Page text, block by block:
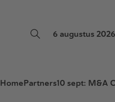
6 augustus 2026
HomePartners10 sept: M&A